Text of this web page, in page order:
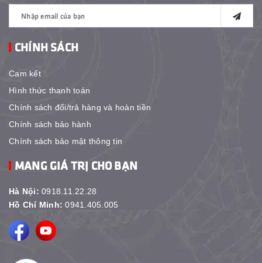
CHÍNH SÁCH
Cam kết
Hình thức thanh toán
Chính sách đổi/trả hàng và hoàn tiền
Chính sách bảo hành
Chính sách bảo mật thông tin
MANG GIÁ TRỊ CHO BẠN
Hà Nội: 0918.11.22.28
Hồ Chí Minh:0941.405.005